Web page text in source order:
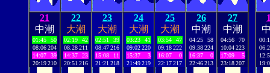
21
中潮
01:45
50
08:06204
14:07
39
20:19210
22
大潮
02:19
42
08:28211
14:37
23
20:51 216
23
大潮
02:51
39
08:47216
15:08
11
21:21 218
24
大潮
03:23
41
09:02220
15:37
3
21:49219
25
大潮
03:54
47
09:18222
16:07
0
22:17217
26
中潮
04:25
58
09:38224
16:37
0
22:46213
27
中潮
04:56
70
10:04223
17:09
5
23:18207